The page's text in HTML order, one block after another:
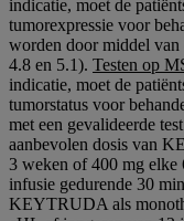
indicatie, moet de
tumorexpressie voor
worden door middel van
4.8 en 5.1). Testen op
indicatie, moet de
tumorstatus voor
met een gevalideerde
aanbevolen dosis van
3 weken of 400 mg elke
infusie gedurende 30
KEYTRUDA als